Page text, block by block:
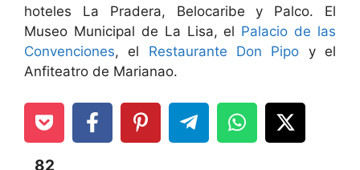
hoteles La Pradera, Belocaribe y Palco. El
Museo Municipal de La Lisa, el Palacio de las
Convenciones, el Restaurante Don Pipo y el
Anfiteatro de Marianao.
82